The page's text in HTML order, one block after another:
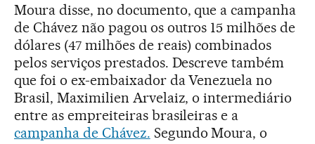
Moura disse, no documento, que a campanha
de Chávez não pagou os outros 15 milhões de
dólares (47 milhões de reais) combinados
pelos serviços prestados. Descreve também
que foi o ex-embaixador da Venezuela no
Brasil, Maximilien Arvelaiz, o intermediário
entre as empreiteiras brasileiras e a
campanha de Chávez. Segundo Moura, o